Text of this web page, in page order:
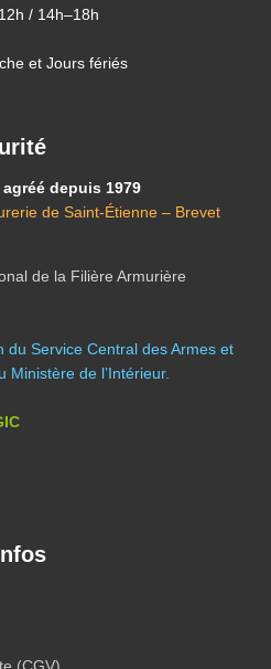
/ 14h–18h
et Jours fériés
depuis 1979
de Saint-Étienne – Brevet
de la Filière Armurière
du Service Central des Armes et
Ministère de l’Intérieur.